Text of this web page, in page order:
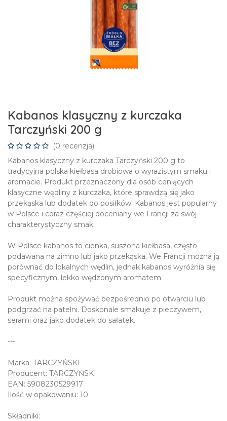
Kabanos klasyczny z kurczaka
Tarczyński 200 g
(0 recenzja)
Kabanos klasyczny z kurczaka Tarczyński 200 g to
tradycyjna polska kiełbasa drobiowa o wyrazistym smaku i
aromacie. Produkt przeznaczony dla osób ceniących
klasyczne wędliny z kurczaka, które sprawdzą się jako
przekąska lub dodatek do posiłków. Kabanos jest popularny
w Polsce i coraz częściej doceniany we Francji za swój
charakterystyczny smak.
W Polsce kabanos to cienka, suszona kiełbasa, często
podawana na zimno lub jako przekąska. We Francji można ją
porównać do lokalnych wędlin, jednak kabanos wyróżnia się
specyficznym, lekko wędzonym aromatem.
Produkt można spożywać bezpośrednio po otwarciu lub
podgrzać na patelni. Doskonale smakuje z pieczywem,
serami oraz jako dodatek do sałatek.
---
Marka: TARCZYŃSKI
Producent: TARCZYŃSKI
EAN: 5908230529917
Ilość w opakowaniu: 10
Składniki: